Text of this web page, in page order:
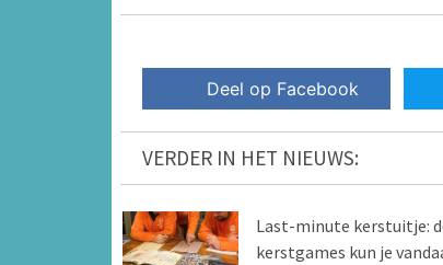
Deel op Facebook
VERDER IN HET NIEUWS:
Last-minute kerstuitje:
kerstgames kun je